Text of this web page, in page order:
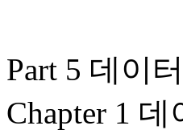
Part 5 데이
Chapter 1